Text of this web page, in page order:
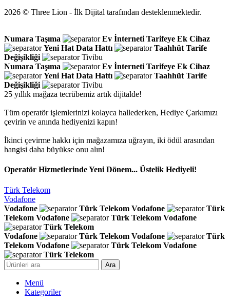
2026 © Three Lion - İlk Dijital tarafından desteklenmektedir.
Numara Taşıma Ev İnterneti Tarifeye Ek Cihaz
Yeni Hat Data Hattı Taahhüt Tarife
Değişikliği
Tivibu
Numara Taşıma
Ev İnterneti Tarifeye Ek Cihaz
Yeni Hat Data Hattı Taahhüt Tarife
Değişikliği
Tivibu
25 yıllık mağaza tecrübemiz artık dijitalde!
Tüm operatör işlemlerinizi kolayca hallederken, Hediye Çarkımızı
çevirin ve anında hediyenizi kapın!
İkinci çevirme hakkı için mağazamıza uğrayın, iki ödül arasından
hangisi daha büyükse onu alın!
Operatör Hizmetlerinde Yeni Dönem... Üstelik Hediyeli!
Türk Telekom
Vodafone
Vodafone
Türk Telekom Vodafone
Türk
Telekom Vodafone Türk Telekom Vodafone
Türk Telekom
Vodafone
Türk Telekom Vodafone
Türk
Telekom Vodafone Türk Telekom Vodafone
Türk Telekom
Ara
Menü
Kategoriler